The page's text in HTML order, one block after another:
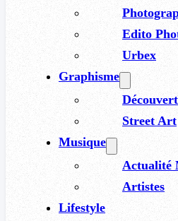
Edito
Urbex
Graphisme
Street Art
Musique
Actualité
Artistes
Lifestyle